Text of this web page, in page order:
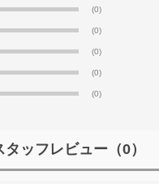
(0)
(0)
(0)
(0)
(0)
タッフレビュー （0）